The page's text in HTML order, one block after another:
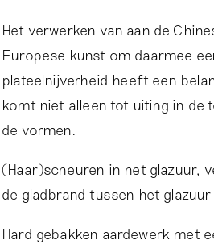
Het verwerken van aan de
Europese kunst om daarmee
plateelnijverheid heeft een
komt niet alleen tot uiting in de
de vormen.
(Haar)scheuren in het glazuur,
de gladbrand tussen het
Hard gebakken aardewerk met